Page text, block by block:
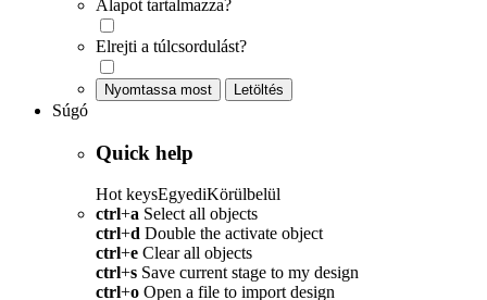
Alapot tartalmazza?
Elrejti a túlcsordulást?
Nyomtassa most Letöltés
Súgó
Quick help
Hot keysEgyediKörülbelül
ctrl+a Select all objects
ctrl+d Double the activate object
ctrl+e Clear all objects
ctrl+s Save current stage to my design
ctrl+o Open a file to import design